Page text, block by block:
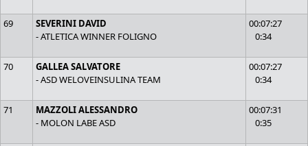
69
SEVERINI DAVID
- ATLETICA WINNER FOLIGNO
00:07:27
0:34
70
GALLEA SALVATORE
- ASD WELOVEINSULINA TEAM
00:07:27
0:34
71
MAZZOLI ALESSANDRO
- MOLON LABE ASD
00:07:31
0:35